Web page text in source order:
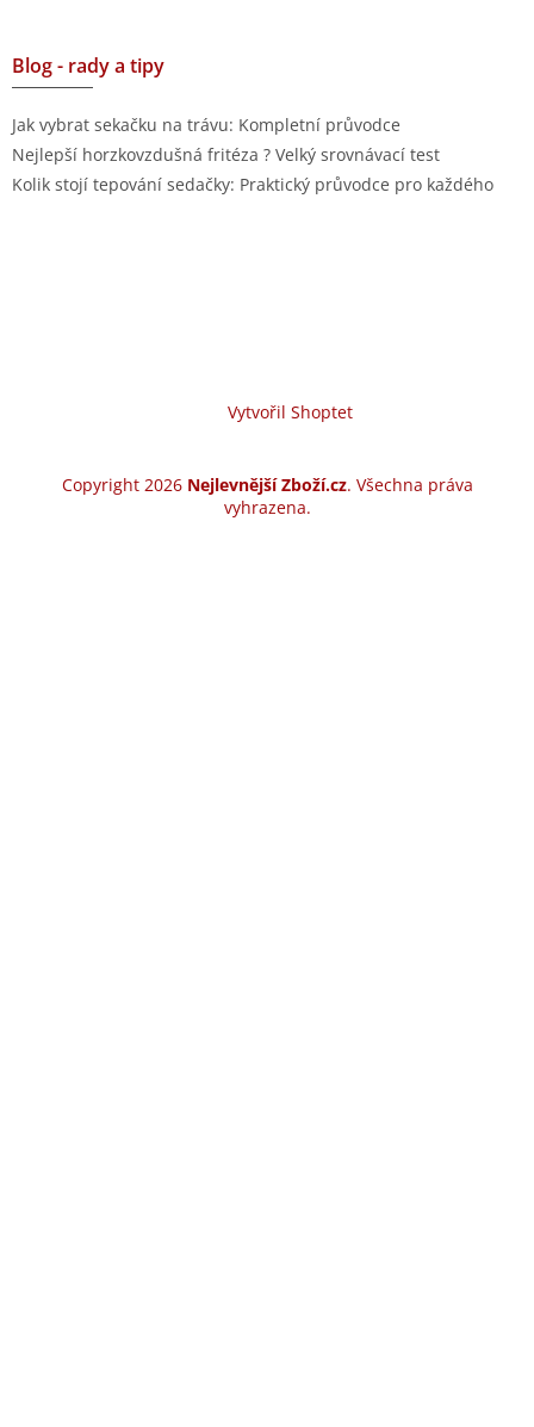
Blog - rady a tipy
Jak vybrat sekačku na trávu: Kompletní průvodce
Nejlepší horzkovzdušná fritéza ? Velký srovnávací test
Kolik stojí tepování sedačky: Praktický průvodce pro každého
Vytvořil Shoptet
Copyright 2026 Nejlevnější Zboží.cz. Všechna práva
vyhrazena.